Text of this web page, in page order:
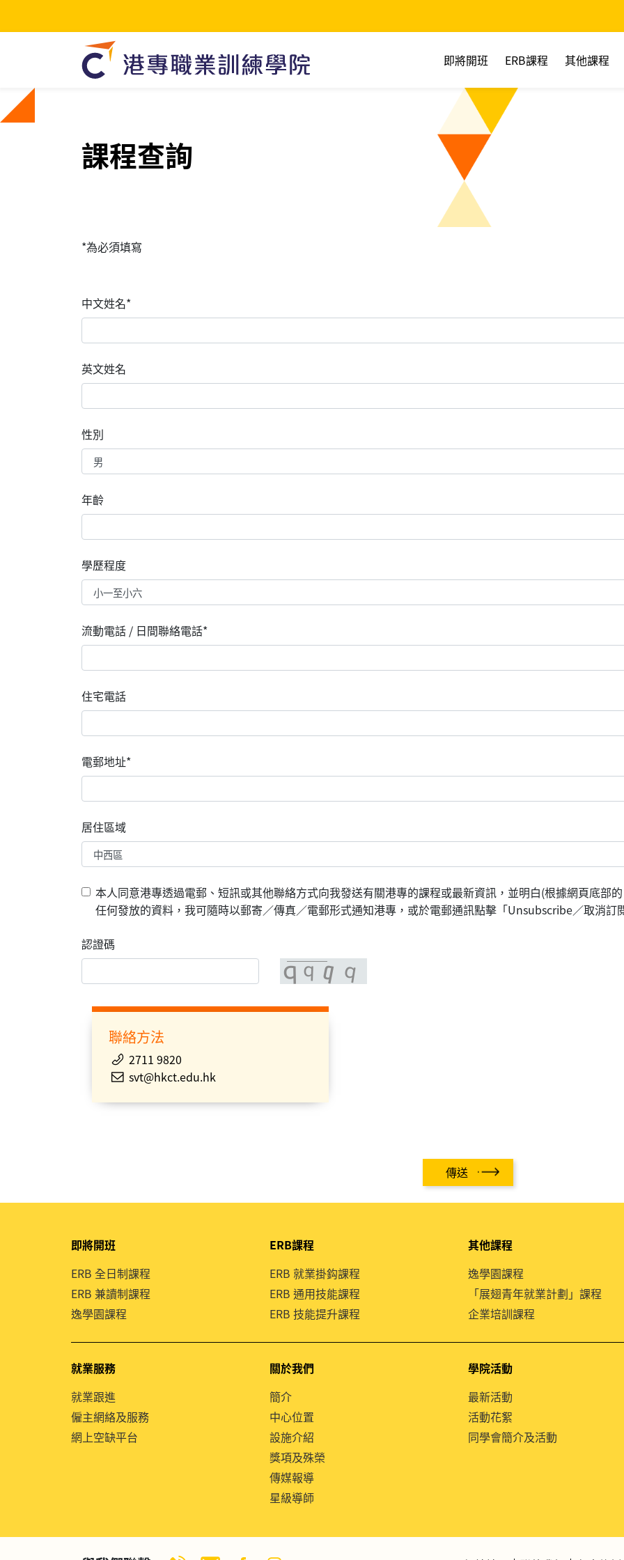
即將開班 ERB課程 其他課程
課程查詢
*為必須填寫
中文姓名*
英文姓名
性別
年齡
學歷程度
流動電話 / 日間聯絡電話*
住宅電話
電郵地址*
居住區域
本人同意港專透過電郵、短訊或其他聯絡方式向我發送有關港專的課程或最新資訊，並明白(根據網頁底部
任何發放的資料，我可隨時以郵寄／傳真／電郵形式通知港專，或於電郵通訊點擊「Unsubscribe／取消訂
認證碼
聯絡方法
2711 9820
svt@hkct.edu.hk
傳送
即將開班
ERB 全日制課程
ERB 兼讀制課程
逸學園課程
ERB課程
ERB 就業掛鈎課程
ERB 通用技能課程
ERB 技能提升課程
其他課程
逸學園課程
「展翅青年就業計劃」課程
企業培訓課程
就業服務
就業跟進
僱主網絡及服務
網上空缺平台
關於我們
簡介
中心位置
設施介紹
獎項及殊榮
傳媒報導
星級導師
學院活動
最新活動
活動花絮
同學會簡介及活動